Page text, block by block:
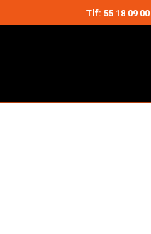
Tlf: 55 18 09 00